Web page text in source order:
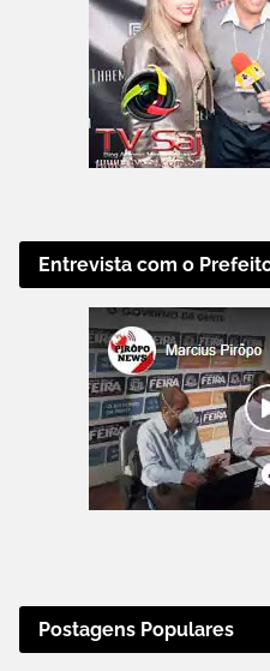
Entrevista com o
Postagens Populares